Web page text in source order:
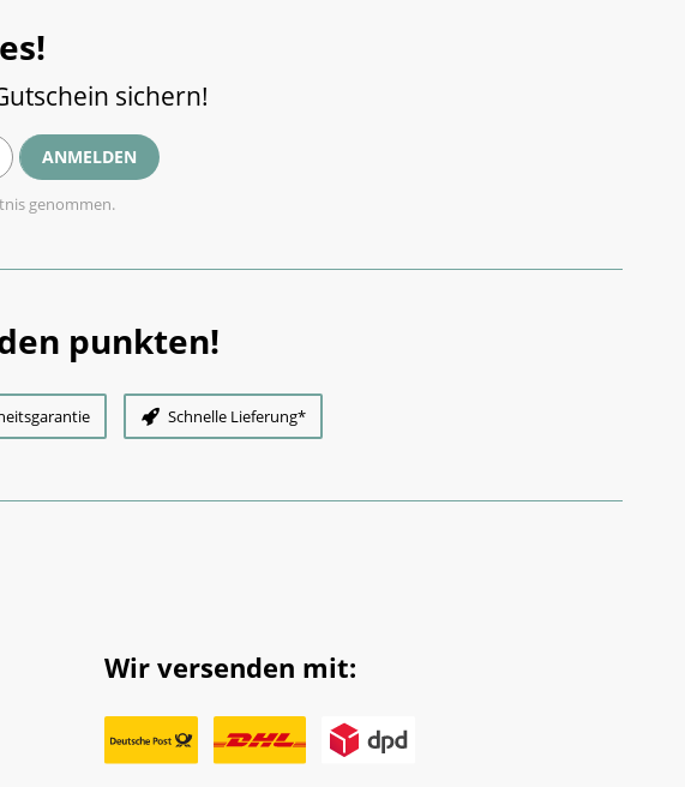
sichern!
ANMELDEN
genommen.
punkten!
Schnelle Lieferung*
Wir versenden mit: